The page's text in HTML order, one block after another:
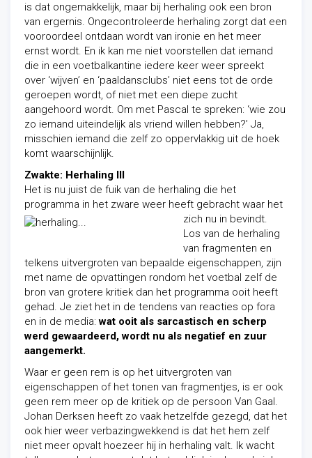
is dat ongemakkelijk, maar bij herhaling ook een bron
van ergernis. Ongecontroleerde herhaling zorgt dat een
vooroordeel ontdaan wordt van ironie en het meer
ernst wordt. En ik kan me niet voorstellen dat iemand
die in een voetbalkantine iedere keer weer spreekt
over ‘wijven’ en ‘paaldansclubs’ niet eens tot de orde
geroepen wordt, of niet met een diepe zucht
aangehoord wordt. Om met Pascal te spreken: ‘wie zou
zo iemand uiteindelijk als vriend willen hebben?’ Ja,
misschien iemand die zelf zo oppervlakkig uit de hoek
komt waarschijnlijk.
Zwakte: Herhaling III
Het is nu juist de fuik van de herhaling die het
programma in het zware weer heeft gebracht waar het
zich nu in bevindt.
Los van de herhaling
van fragmenten en
telkens uitvergroten van bepaalde eigenschappen, zijn
met name de opvattingen rondom het voetbal zelf de
bron van grotere kritiek dan het programma ooit heeft
gehad. Je ziet het in de tendens van reacties op fora
en in de media:wat ooit als sarcastisch en scherp
werd gewaardeerd, wordt nu als negatief en zuur
aangemerkt.
Waar er geen rem is op het uitvergroten van
eigenschappen of het tonen van fragmentjes, is er ook
geen rem meer op de kritiek op de persoon Van Gaal.
Johan Derksen heeft zo vaak hetzelfde gezegd, dat het
ook hier weer verbazingwekkend is dat het hem zelf
niet meer opvalt hoezeer hij in herhaling valt. Ik wacht